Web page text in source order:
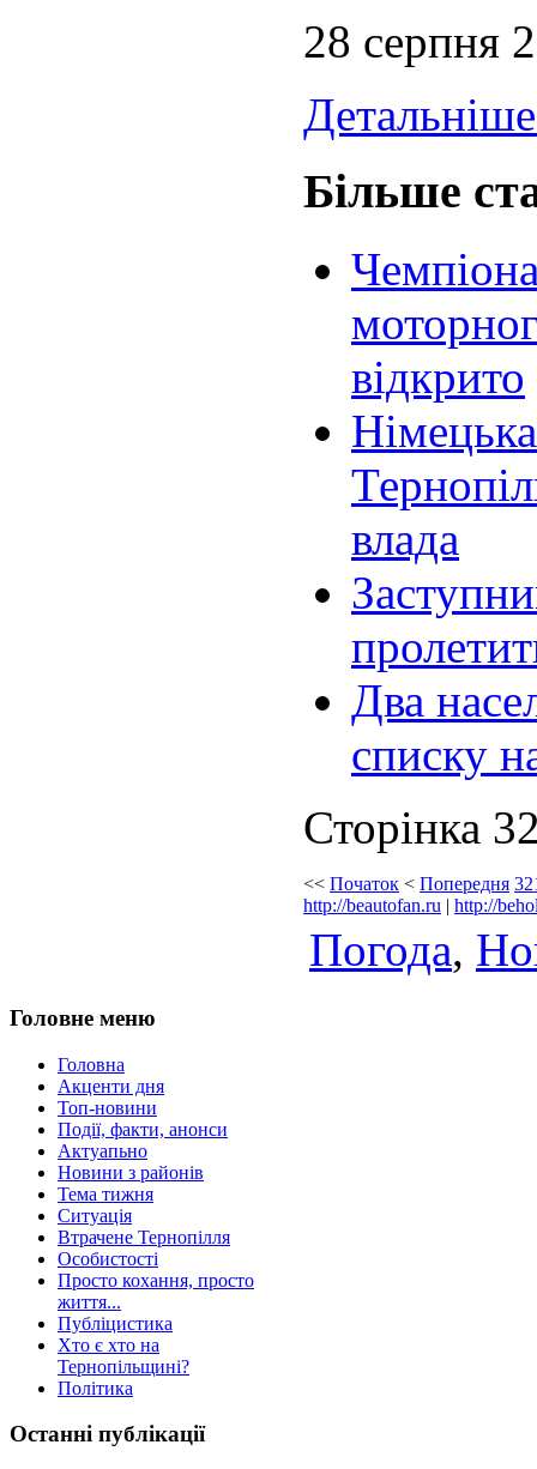
28 серпня
Більше
відкрито
влада
Два
списку
Сторінка
<< Початок < Попередня
http://beautofan.ru | http://
Погода,
Головне меню
Головна
Акценти дня
Топ-новини
Події, факти, анонси
Актуапьно
Новини з районів
Тема тижня
Ситуація
Втрачене Тернопілля
Особистості
Просто кохання, просто
життя...
Публіцистика
Хто є хто на
Тернопільщині?
Політика
Останні публікації